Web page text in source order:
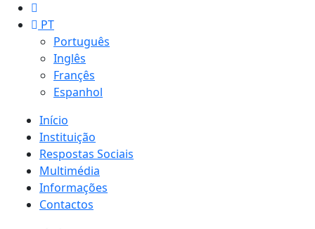
PT
Português
Inglês
Françês
Espanhol
Início
Instituição
Respostas Sociais
Multimédia
Informações
Contactos